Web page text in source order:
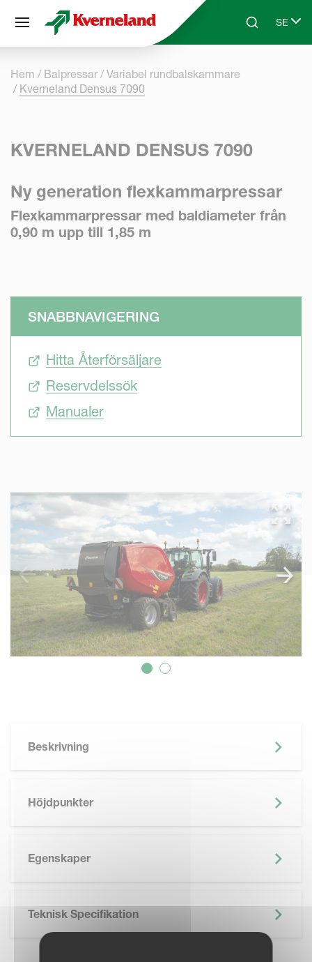
Skip to main contentSearchSE
Select
Hem Balpressar
Variabel rundbalskammare
Kverneland Densus 7090
KVERNELAND DENSUS 7090
Ny generation flexkammarpressar
Flexkammarpressar med baldiameter från
0,90 m upp till 1,85 m
SNABBNAVIGERING
Hitta Återförsäljare
Reservdelssök
Manualer
Beskrivning
Höjdpunkter
Egenskaper
Teknisk Specifikation
Cookie- hanteringspanel